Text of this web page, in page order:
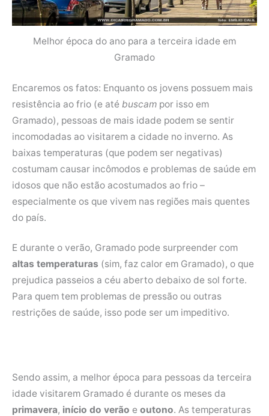
Melhor época do ano para a terceira idade em
Gramado
Encaremos os fatos: Enquanto os jovens possuem mais
resistência ao frio (e até buscam por isso em
Gramado), pessoas de mais idade podem se sentir
incomodadas ao visitarem a cidade no inverno. As
baixas temperaturas (que podem ser negativas)
costumam causar incômodos e problemas de saúde em
idosos que não estão acostumados ao frio –
especialmente os que vivem nas regiões mais quentes
do país.
E durante o verão, Gramado pode surpreender com
altas temperaturas (sim, faz calor em Gramado), o que
prejudica passeios a céu aberto debaixo de sol forte.
Para quem tem problemas de pressão ou outras
restrições de saúde, isso pode ser um impeditivo.
Sendo assim, a melhor época para pessoas da terceira
idade visitarem Gramado é durante os meses da
primavera, início do verão e outono. As temperaturas